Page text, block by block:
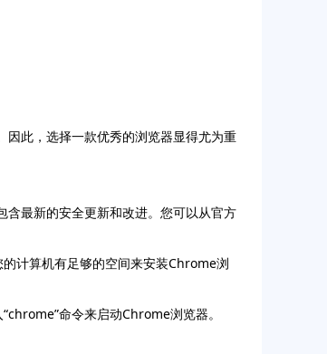
此，选择一款优秀的浏览器显得尤为重
最新的安全更新和改进。您可以从官方
计算机有足够的空间来安装Chrome浏
命令来启动Chrome浏览器。